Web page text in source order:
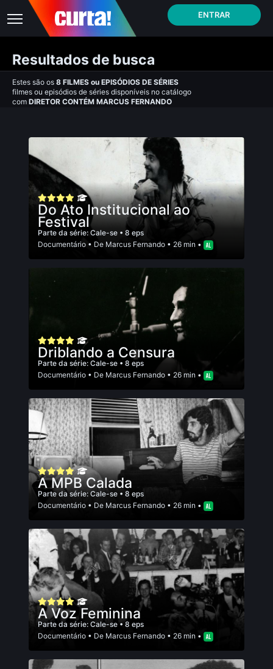
ENTRAR
Resultados de busca
Estes são os 8 FILMES ou EPISÓDIOS DE SÉRIES
filmes ou episódios de séries disponíveis no catálogo
com DIRETOR CONTÉM MARCUS FERNANDO
Do Ato Institucional ao
Festival
Parte da série: Cale-se • 8 eps
Documentário • De Marcus Fernando • 26 min •
Driblando a Censura
Parte da série: Cale-se • 8 eps
Documentário • De Marcus Fernando • 26 min •
A MPB Calada
Parte da série: Cale-se • 8 eps
Documentário • De Marcus Fernando • 26 min •
A Voz Feminina
Parte da série: Cale-se • 8 eps
Documentário • De Marcus Fernando • 26 min •